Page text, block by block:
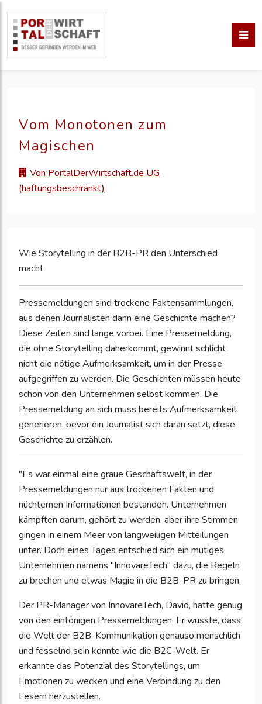
Vom Monotonen zum
Magischen
Von PortalDerWirtschaft.de UG
(haftungsbeschränkt)
Wie Storytelling in der B2B-PR den Unterschied
macht
Pressemeldungen sind trockene Faktensammlungen,
aus denen Journalisten dann eine Geschichte machen?
Diese Zeiten sind lange vorbei. Eine Pressemeldung,
die ohne Storytelling daherkommt, gewinnt schlicht
nicht die nötige Aufmerksamkeit, um in der Presse
aufgegriffen zu werden. Die Geschichten müssen heute
schon von den Unternehmen selbst kommen. Die
Pressemeldung an sich muss bereits Aufmerksamkeit
generieren, bevor ein Journalist sich daran setzt, diese
Geschichte zu erzählen.
"Es war einmal eine graue Geschäftswelt, in der
Pressemeldungen nur aus trockenen Fakten und
nüchternen Informationen bestanden. Unternehmen
kämpften darum, gehört zu werden, aber ihre Stimmen
gingen in einem Meer von langweiligen Mitteilungen
unter. Doch eines Tages entschied sich ein mutiges
Unternehmen namens "InnovareTech" dazu, die Regeln
zu brechen und etwas Magie in die B2B-PR zu bringen.
Der PR-Manager von InnovareTech, David, hatte genug
von den eintönigen Pressemeldungen. Er wusste, dass
die Welt der B2B-Kommunikation genauso menschlich
und fesselnd sein konnte wie die B2C-Welt. Er
erkannte das Potenzial des Storytellings, um
Emotionen zu wecken und eine Verbindung zu den
Lesern herzustellen.